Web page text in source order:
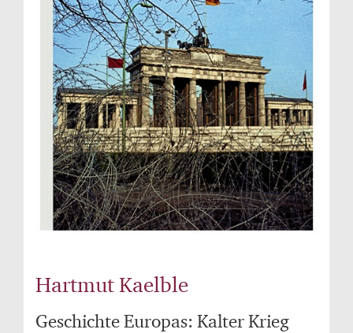
Hartmut Kaelble
Geschichte Europas: Kalter Krieg